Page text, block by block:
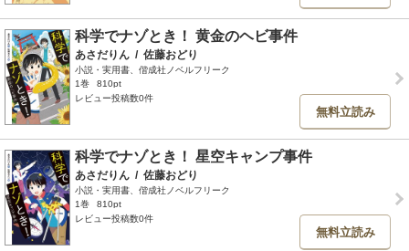
科学でナゾとき！ 黄金のヘビ事件
あさだりん / 佐藤おどり
小説・実用書、偕成社ノベルフリーク
1巻
810pt
レビュー投稿数0件
無料立読み
科学でナゾとき！ 星空キャンプ事件
あさだりん / 佐藤おどり
小説・実用書、偕成社ノベルフリーク
1巻
810pt
レビュー投稿数0件
無料立読み